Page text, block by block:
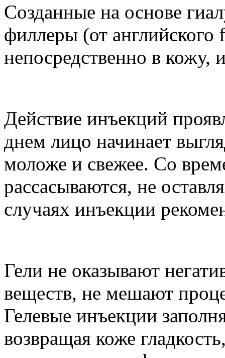
Созданные на основе
филлеры (от английского
непосредственно в кожу,
Действие инъекций
днем лицо начинает
моложе и свежее. Со
рассасываются, не
случаях инъекции
Гели не оказывают
веществ, не мешают
Гелевые инъекции
возвращая коже